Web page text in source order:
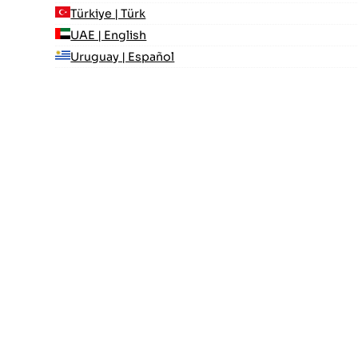
Türkiye | Türk
UAE | English
Uruguay | Español